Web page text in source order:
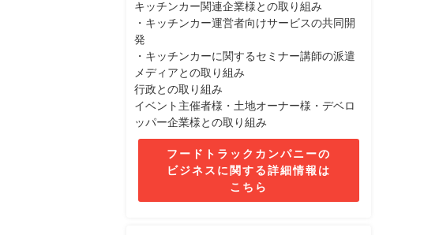
キッチンカー関連企業様との取り組み
・キッチンカー運営者向けサービスの共同開
発
・キッチンカーに関するセミナー講師の派遣
メディアとの取り組み
行政との取り組み
イベント主催者様・土地オーナー様・デベロ
ッパー企業様との取り組み
フードトラックカンパニーの
ビジネスに関する詳細情報は
こちら